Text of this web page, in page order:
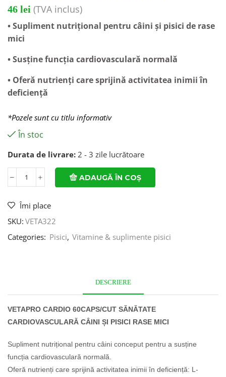
46 lei (TVA inclus)
• Supliment nutrițional pentru câini și pisici de rase
mici
• Susține funcția cardiovasculară normală
• Oferă nutrienți care sprijină activitatea inimii în
deficiență
*Pozele sunt cu titlu informativ
În stoc
Durata de livrare: 2 - 3 zile lucrătoare
ADAUGĂ ÎN COȘ
Îmi place
SKU: VETA322
Categories: Pisici, Vitamine & suplimente pisici
DESCRIERE
VETAPRO CARDIO 60CAPS/CUT SĂNĂTATE
CARDIOVASCULARĂ CÂINI ȘI PISICI RASE MICI
Supliment nutrițional pentru câini conceput pentru a susține
funcția cardiovasculară normală.
Oferă nutrienți care sprijină activitatea inimii în deficiență: L-